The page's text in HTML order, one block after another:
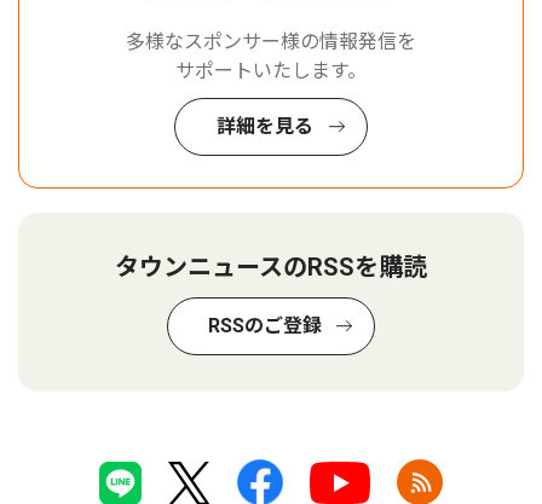
多様なスポンサー様の情報発信を
サポートいたします。
詳細を見る
タウンニュースのRSSを購読
RSSのご登録